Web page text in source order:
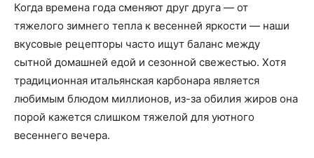
Когда времена года сменяют друг друга — от
тяжелого зимнего тепла к весенней яркости — наши
вкусовые рецепторы часто ищут баланс между
сытной домашней едой и сезонной свежестью. Хотя
традиционная итальянская карбонара является
любимым блюдом миллионов, из-за обилия жиров она
порой кажется слишком тяжелой для уютного
весеннего вечера.